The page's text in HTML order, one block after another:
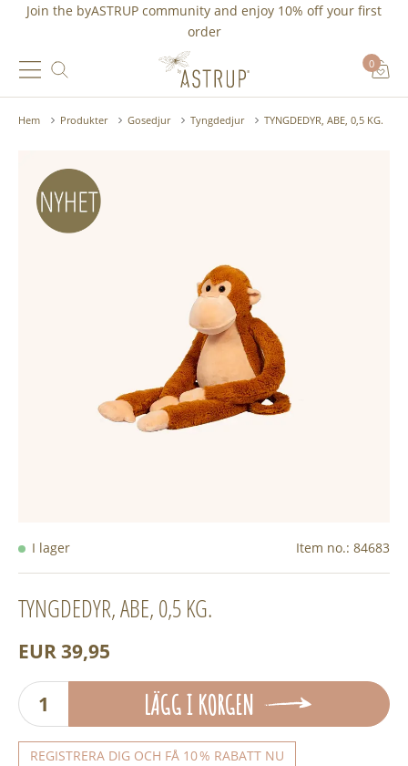
Join the byASTRUP community and enjoy 10% off your first
order
0
Hem Produkter Gosedjur Tyngdedjur TYNGDEDYR, ABE, 0,5 KG.
I lager Item no.: 84683
TYNGDEDYR, ABE, 0,5 KG.
EUR 39,95
LÄGG I KORGEN
REGISTRERA DIG OCH FÅ 10 % RABATT NU